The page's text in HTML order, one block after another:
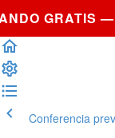
GRATIS
Conferencia